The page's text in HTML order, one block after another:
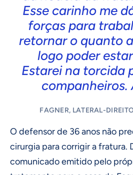
Esse carinho me
forças para
retornar o quanto
logo poder
Estarei na torcida
companheiros.
FAGNER, LATERAL-
O defensor de 36 anos não
cirurgia para corrigir a fratura.
comunicado emitido pelo